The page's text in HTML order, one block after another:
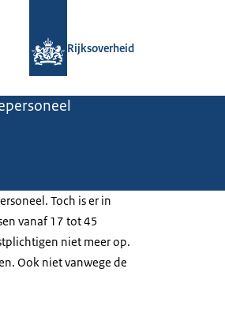
Rijksoverheid
Toch is er in
vanaf 17 tot 45
niet meer op.
Ook niet vanwege de